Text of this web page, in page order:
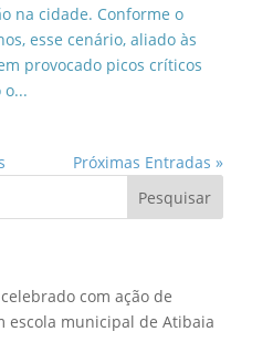
na cidade. Conforme o
esse cenário, aliado às
provocado picos críticos
o...
Próximas Entradas »
com ação de
escola municipal de Atibaia